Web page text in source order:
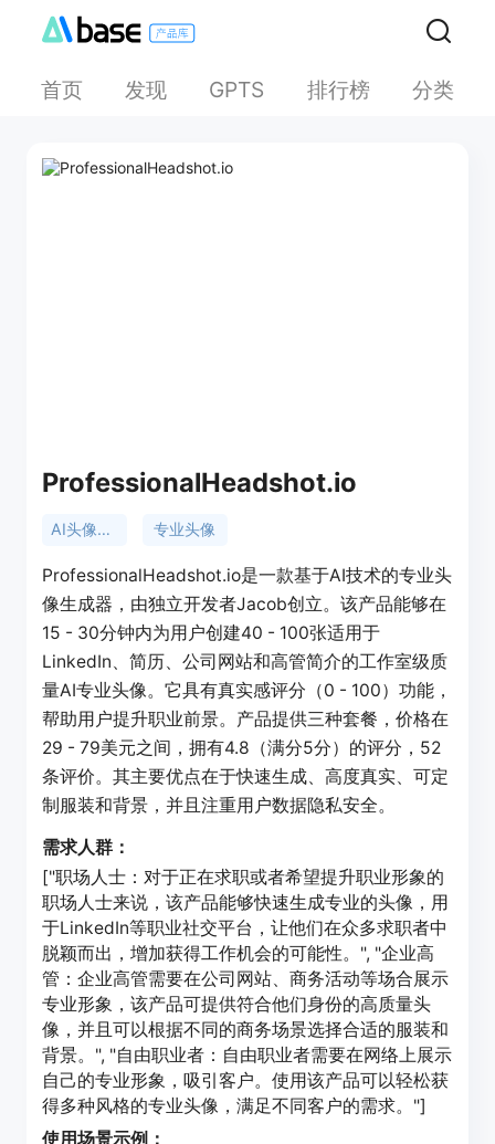
首页 发现 GPTS 排行榜 分类
ProfessionalHeadshot.io
AI头像生成 专业头像
ProfessionalHeadshot.io是一款基于AI技术的专业头
像生成器，由独立开发者Jacob创立。该产品能够在
15 - 30分钟内为用户创建40 - 100张适用于
LinkedIn、简历、公司网站和高管简介的工作室级质
量AI专业头像。它具有真实感评分（0 - 100）功能，
帮助用户提升职业前景。产品提供三种套餐，价格在
29 - 79美元之间，拥有4.8（满分5分）的评分，52
条评价。其主要优点在于快速生成、高度真实、可定
制服装和背景，并且注重用户数据隐私安全。
需求人群：
["职场人士：对于正在求职或者希望提升职业形象的
职场人士来说，该产品能够快速生成专业的头像，用
于LinkedIn等职业社交平台，让他们在众多求职者中
脱颖而出，增加获得工作机会的可能性。", "企业高
管：企业高管需要在公司网站、商务活动等场合展示
专业形象，该产品可提供符合他们身份的高质量头
像，并且可以根据不同的商务场景选择合适的服装和
背景。", "自由职业者：自由职业者需要在网络上展示
自己的专业形象，吸引客户。使用该产品可以轻松获
得多种风格的专业头像，满足不同客户的需求。"]
使用场景示例：